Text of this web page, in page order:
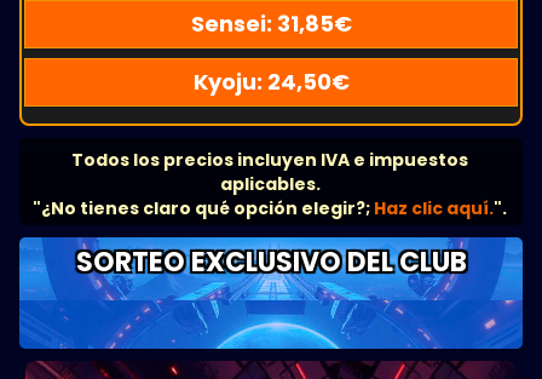
Sensei: 31,85€
Kyoju: 24,50€
Todos los precios incluyen IVA e impuestos
aplicables.
"¿No tienes claro qué opción elegir?; Haz clic aquí.".
SORTEO EXCLUSIVO DEL CLUB